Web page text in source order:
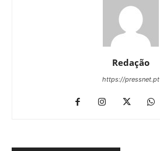
Redação
https://pressnet.pt